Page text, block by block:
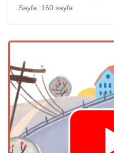
Sayfa: 160 sayfa